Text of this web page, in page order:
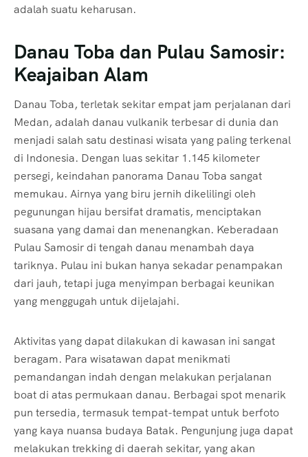
adalah suatu keharusan.
Danau Toba dan Pulau Samosir:
Keajaiban Alam
Danau Toba, terletak sekitar empat jam perjalanan dari
Medan, adalah danau vulkanik terbesar di dunia dan
menjadi salah satu destinasi wisata yang paling terkenal
di Indonesia. Dengan luas sekitar 1.145 kilometer
persegi, keindahan panorama Danau Toba sangat
memukau. Airnya yang biru jernih dikelilingi oleh
pegunungan hijau bersifat dramatis, menciptakan
suasana yang damai dan menenangkan. Keberadaan
Pulau Samosir di tengah danau menambah daya
tariknya. Pulau ini bukan hanya sekadar penampakan
dari jauh, tetapi juga menyimpan berbagai keunikan
yang menggugah untuk dijelajahi.
Aktivitas yang dapat dilakukan di kawasan ini sangat
beragam. Para wisatawan dapat menikmati
pemandangan indah dengan melakukan perjalanan
boat di atas permukaan danau. Berbagai spot menarik
pun tersedia, termasuk tempat-tempat untuk berfoto
yang kaya nuansa budaya Batak. Pengunjung juga dapat
melakukan trekking di daerah sekitar, yang akan